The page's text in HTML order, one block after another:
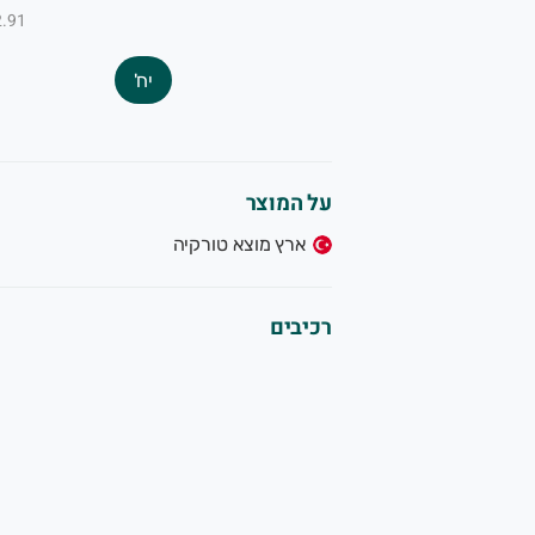
₪2.91
יח'
על המוצר
ארץ מוצא טורקיה
רכיבים